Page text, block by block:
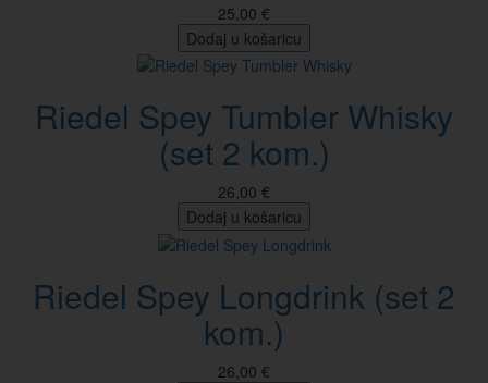
25,00 €
Dodaj u košaricu
Riedel Spey Tumbler Whisky
(set 2 kom.)
26,00 €
Dodaj u košaricu
Riedel Spey Longdrink (set 2
kom.)
26,00 €